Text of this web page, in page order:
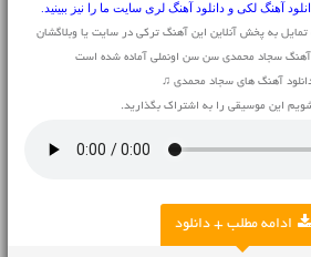
آهنگ لکیو دانلود آهنگ لریسایت ما را نیز ببینید.
به پخش آنلاین این آهنگ ترکی در سایت یا وبلاگشان
آهنگ سجاد محمدی سن سن اونملی آماده شده است
آهنگ های سجاد محمدی ♫
این موسیقی را به اشتراک بگذارید.
ادامه مطلب + دانلود